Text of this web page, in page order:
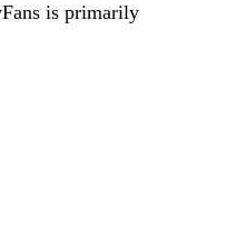
is primarily